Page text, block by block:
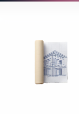
Перейти